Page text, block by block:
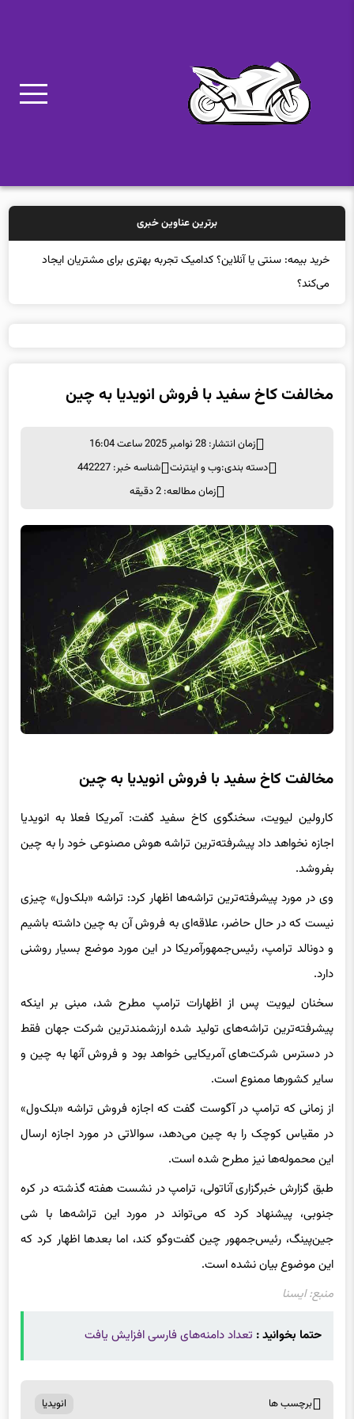
برترین عناوین خبری
خرید بیمه: سنتی یا آنلاین؟ کدامیک تجربه بهتری برای مشتریان ایجاد
می‌کند؟
مخالفت کاخ سفید با فروش انویدیا به چین
زمان انتشار: 28 نوامبر 2025 ساعت 16:04
دسته بندی:وب و اينترنت
شناسه خبر: 442227
زمان مطالعه: 2 دقیقه
مخالفت کاخ سفید با فروش انویدیا به چین
کارولین لیویت، سخنگوی کاخ سفید گفت: آمریکا فعلا به انویدیا
اجازه نخواهد داد پیشرفته‌ترین تراشه هوش مصنوعی خود را به چین
بفروشد.
وی در مورد پیشرفته‌ترین تراشه‌ها اظهار کرد: تراشه «بلک‌ول» چیزی
نیست که در حال حاضر، علاقه‌ای به فروش آن به چین داشته باشیم
و دونالد ترامپ، رئیس‌جمهورآمریکا در این مورد موضع بسیار روشنی
دارد.
سخنان لیویت پس از اظهارات ترامپ مطرح شد، مبنی بر اینکه
پیشرفته‌ترین تراشه‌های تولید شده ارزشمندترین شرکت جهان فقط
در دسترس شرکت‌های آمریکایی خواهد بود و فروش آنها به چین و
سایر کشورها ممنوع است.
از زمانی که ترامپ در آگوست گفت که اجازه فروش تراشه «بلک‌ول»
در مقیاس کوچک را به چین می‌دهد، سوالاتی در مورد اجازه ارسال
این محموله‌ها نیز مطرح شده است.
طبق گزارش خبرگزاری آناتولی، ترامپ در نشست هفته گذشته در کره
جنوبی، پیشنهاد کرد که می‌تواند در مورد این تراشه‌ها با شی
جین‌پینگ، رئیس‌جمهور چین گفت‌وگو کند، اما بعدها اظهار کرد که
این موضوع بیان نشده است.
منبع: ایسنا
حتما بخوانید : تعداد دامنه‌های فارسی افزایش یافت
برچسب ها انویدیا